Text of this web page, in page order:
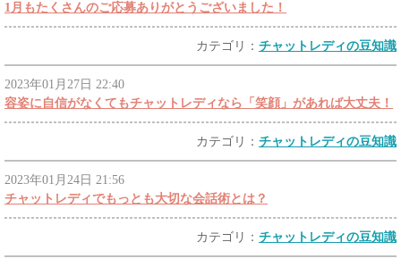
1月もたくさんのご応募ありがとうございました！
カテゴリ： チャットレディの豆知識
2023年01月27日 22:40
容姿に自信がなくてもチャットレディなら「笑顔」があれば大丈夫！
カテゴリ： チャットレディの豆知識
2023年01月24日 21:56
チャットレディでもっとも大切な会話術とは？
カテゴリ： チャットレディの豆知識